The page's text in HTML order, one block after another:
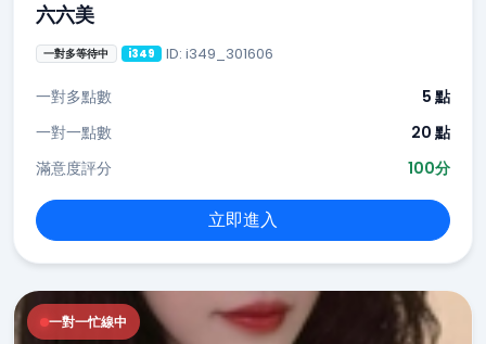
六六美
一對多等待中 i349 ID: i349_301606
一對多點數
5 點
一對一點數
20 點
滿意度評分
100分
立即進入
一對一忙線中